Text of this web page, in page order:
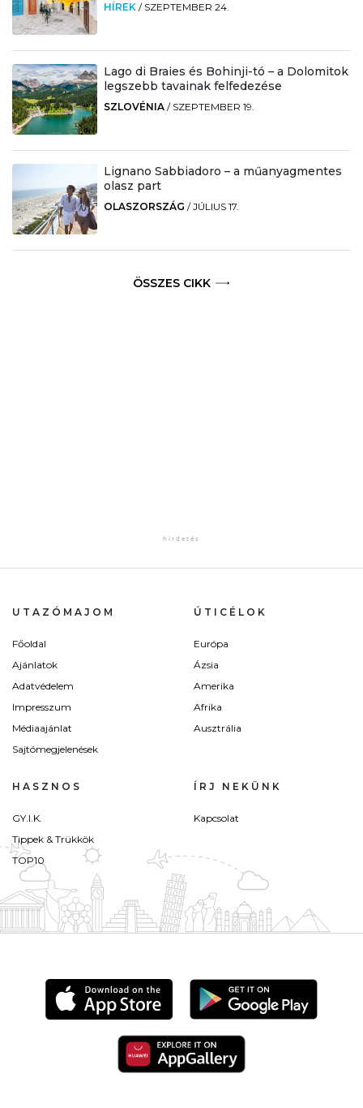
HÍREK / SZEPTEMBER 24.
Lago di Braies és Bohinji-tó – a Dolomitok
legszebb tavainak felfedezése
SZLOVÉNIA / SZEPTEMBER 19.
Lignano Sabbiadoro – a műanyagmentes
olasz part
OLASZORSZÁG /JÚLIUS 17.
ÖSSZES CIKK
UTAZÓMAJOM
Főoldal
Ajánlatok
Adatvédelem
Impresszum
Médiaajánlat
Sajtómegjelenések
ÚTICÉLOK
Európa
Ázsia
Amerika
Afrika
Ausztrália
HASZNOS
GY.I.K.
Tippek & Trükkök
TOP10
ÍRJ NEKÜNK
Kapcsolat